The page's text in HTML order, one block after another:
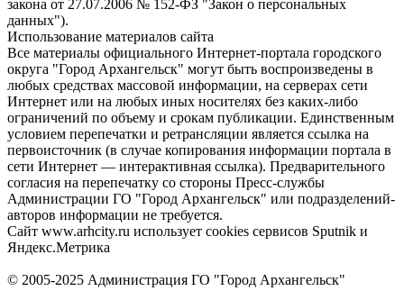
закона от 27.07.2006 № 152-ФЗ "Закон о персональных
данных").
Использование материалов сайта
Все материалы официального Интернет-портала городского
округа "Город Архангельск" могут быть воспроизведены в
любых средствах массовой информации, на серверах сети
Интернет или на любых иных носителях без каких-либо
ограничений по объему и срокам публикации. Единственным
условием перепечатки и ретрансляции является ссылка на
первоисточник (в случае копирования информации портала в
сети Интернет — интерактивная ссылка). Предварительного
согласия на перепечатку со стороны Пресс-службы
Администрации ГО "Город Архангельск" или подразделений-
авторов информации не требуется.
Сайт www.arhcity.ru использует cookies сервисов Sputnik и
Яндекс.Метрика
© 2005-2025 Администрация ГО "Город Архангельск"